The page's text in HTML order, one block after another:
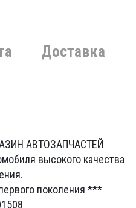
Доставка
АВТОЗАПЧАСТЕЙ
высокого качества
поколения ***